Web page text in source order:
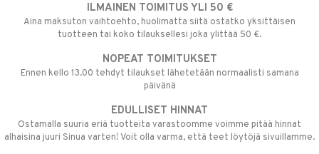
ILMAINEN TOIMITUS YLI 50 €
Aina maksuton vaihtoehto, huolimatta siitä ostatko yksittäisen
tuotteen tai koko tilauksellesi joka ylittää 50 €.
NOPEAT TOIMITUKSET
Ennen kello 13.00 tehdyt tilaukset lähetetään normaalisti samana
päivänä
EDULLISET HINNAT
Ostamalla suuria eriä tuotteita varastoomme voimme pitää hinnat
alhaisina juuri Sinua varten! Voit olla varma, että teet löytöjä sivuillamme.